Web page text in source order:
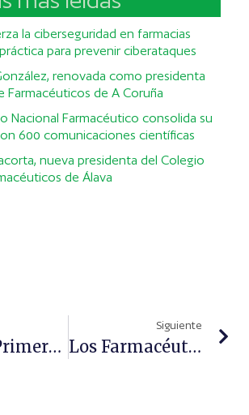
la ciberseguridad en farmacias
para prevenir ciberataques
renovada como presidenta
Farmacéuticos de A Coruña
Nacional Farmacéutico consolida su
600 comunicaciones científicas
nueva presidenta del Colegio
de Álava
Chiesi, Primera Biofarmacéutica En Unirse A La World Happiness Foundation En España
Siguiente
Los Farmacéuticos Especialistas En Laboratorio Clínico Cumplen 40 Años Como Un Actor Esencial Del Sistema Sanitario